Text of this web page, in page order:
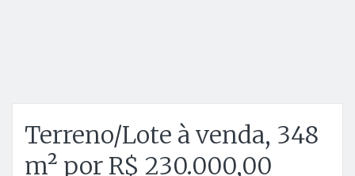
Terreno/Lote à venda, 348
m² por R$ 230.000,00